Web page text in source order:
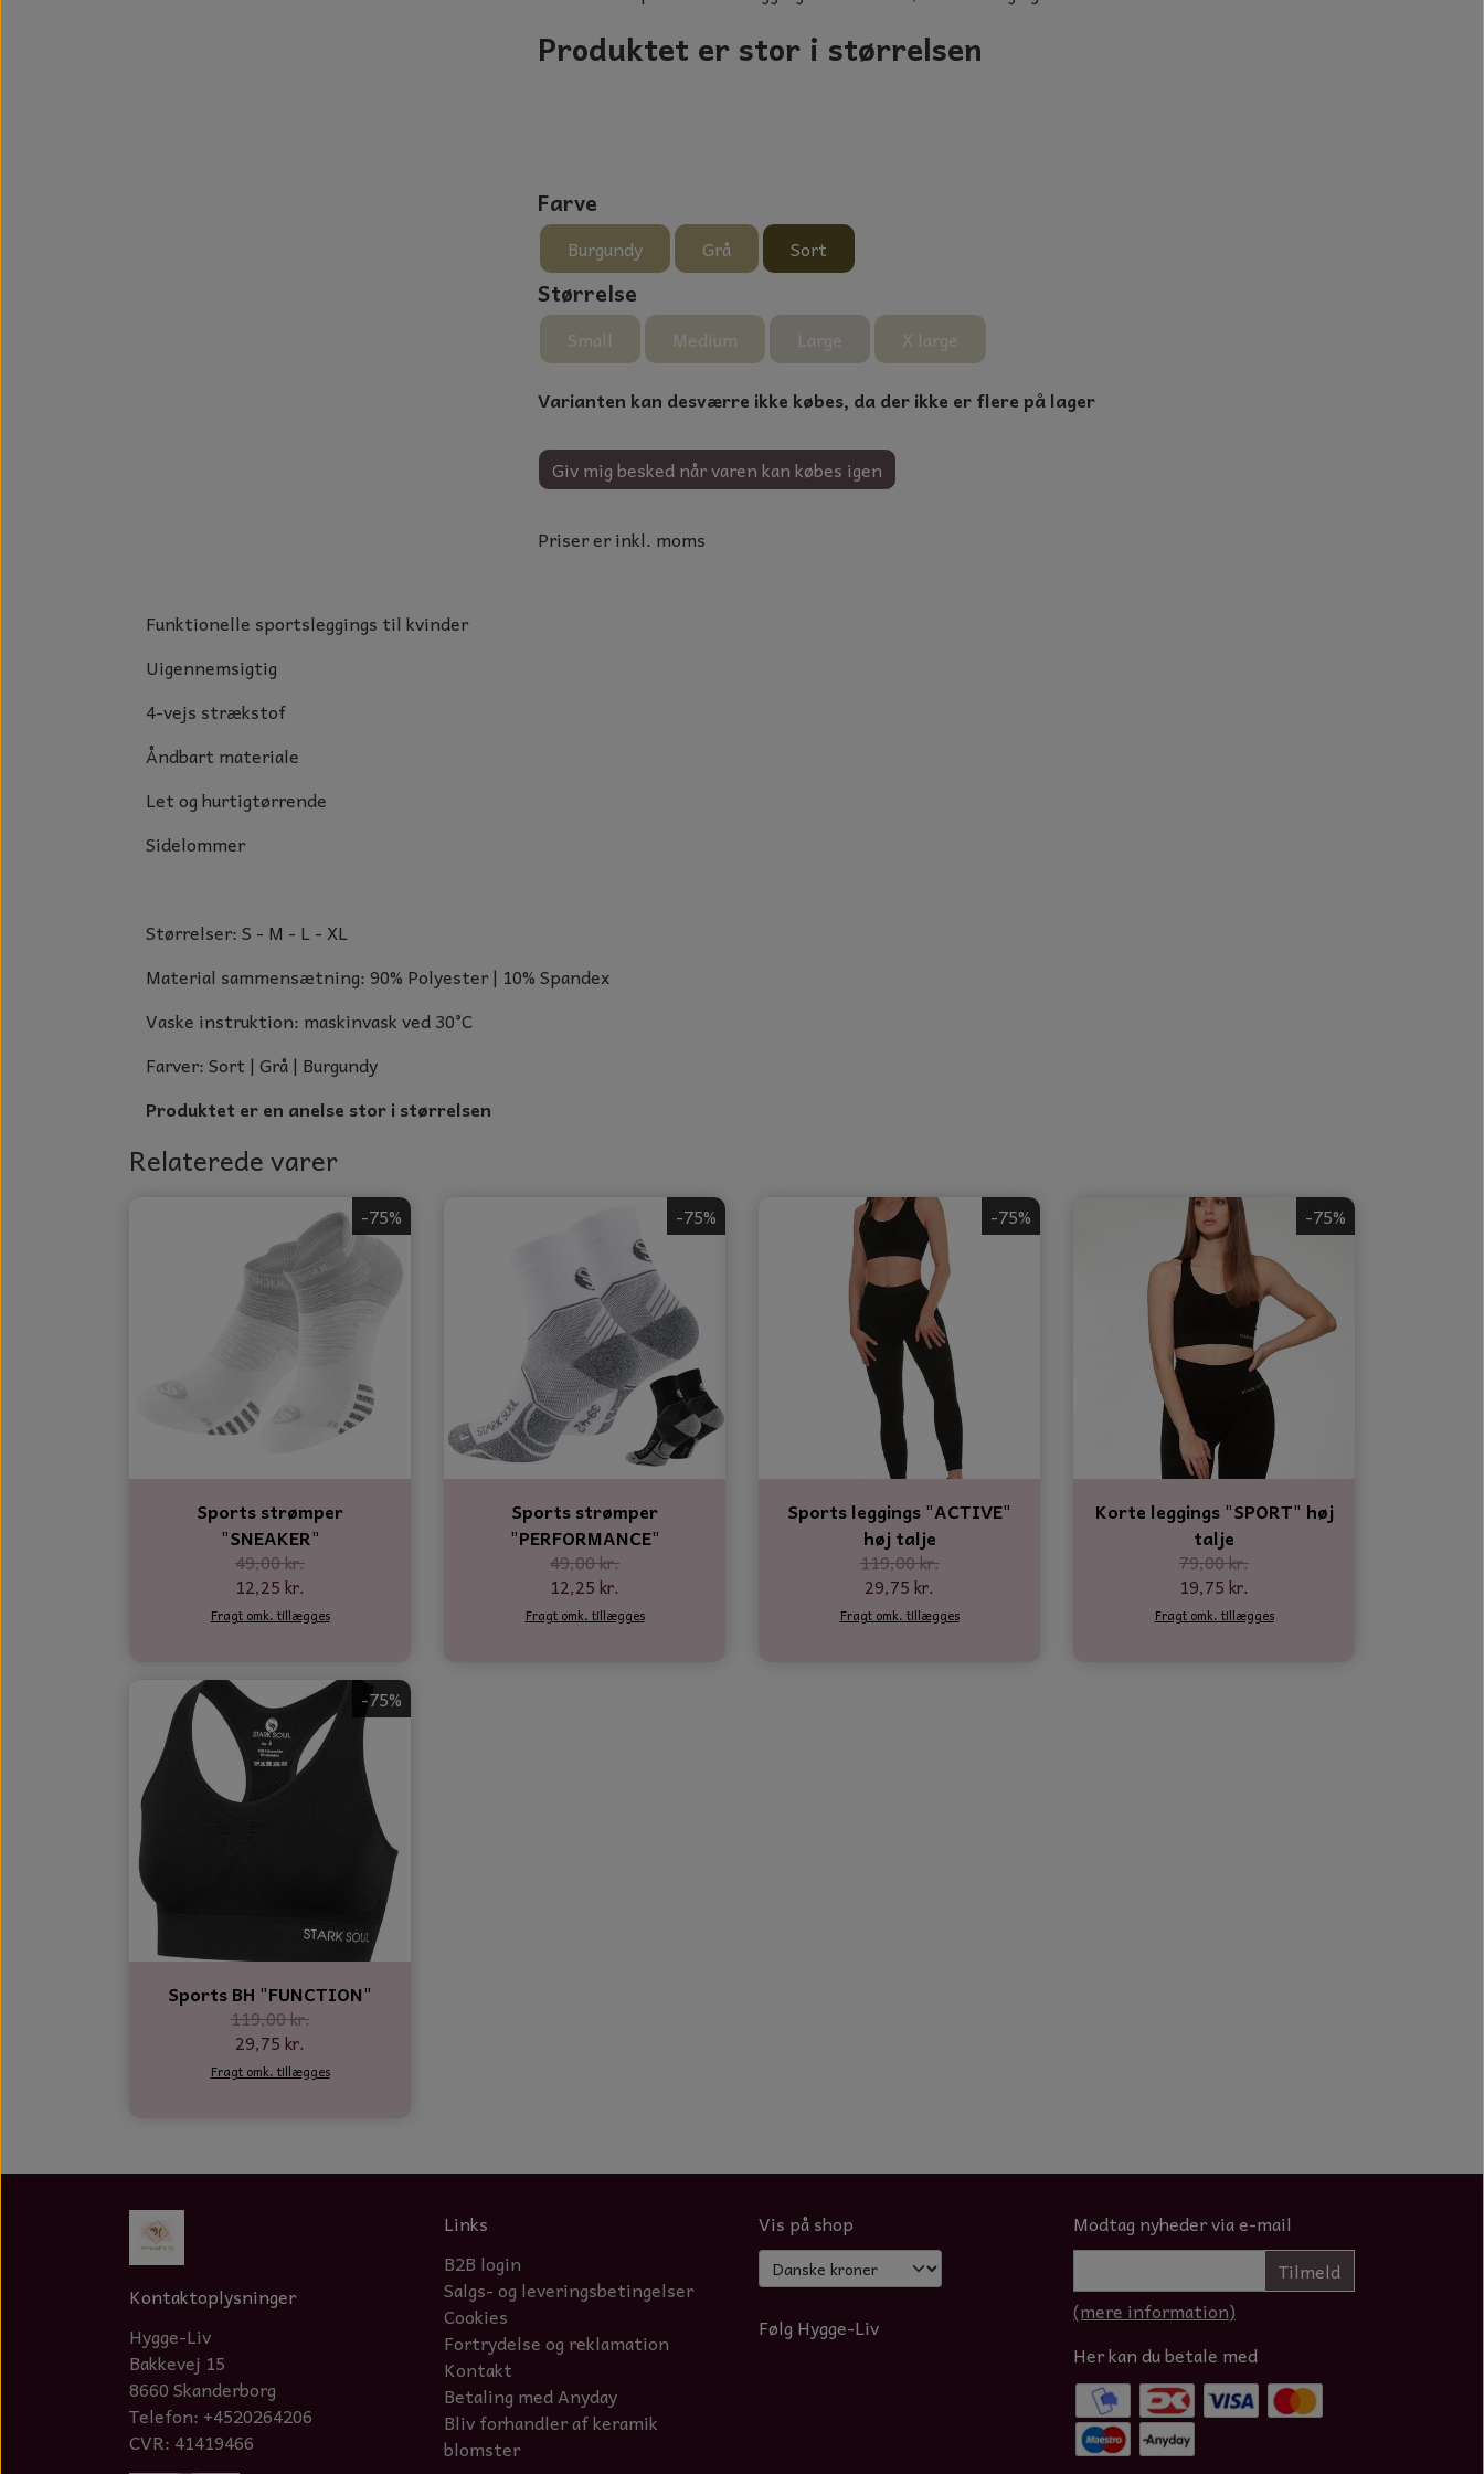
Produktet er stor i størrelsen
Farve
Burgundy Grå Sort
Størrelse
Small Medium Large X large
Varianten kan desværre ikke købes, da der ikke er flere på lager
Giv mig besked når varen kan købes igen
Priser er inkl. moms
Funktionelle sportsleggings til kvinder
Uigennemsigtig
4-vejs strækstof
Åndbart materiale
Let og hurtigtørrende
Sidelommer
Størrelser: S - M - L - XL
Material sammensætning: 90% Polyester | 10% Spandex
Vaske instruktion: maskinvask ved 30°C
Farver: Sort | Grå | Burgundy
Produktet er en anelse stor i størrelsen
Relaterede varer
-75%
Sports strømper
"SNEAKER"
49,00 kr.
12,25 kr.
Fragt omk. tillægges
-75%
Sports strømper
"PERFORMANCE"
49,00 kr.
12,25 kr.
Fragt omk. tillægges
-75%
Sports leggings "ACTIVE"
høj talje
119,00 kr.
29,75 kr.
Fragt omk. tillægges
-75%
Korte leggings "SPORT" høj
talje
79,00 kr.
19,75 kr.
Fragt omk. tillægges
-75%
Sports BH "FUNCTION"
119,00 kr.
29,75 kr.
Fragt omk. tillægges
Kontaktoplysninger
Hygge-Liv
Bakkevej 15
8660 Skanderborg
Telefon: +4520264206
CVR: 41419466
Links
B2B login
Salgs- og leveringsbetingelser
Cookies
Fortrydelse og reklamation
Kontakt
Betaling med Anyday
Bliv forhandler af keramik
blomster
Vis på shop
Følg Hygge-Liv
Modtag nyheder via e-mail
Tilmeld
(mere information)
Her kan du betale med